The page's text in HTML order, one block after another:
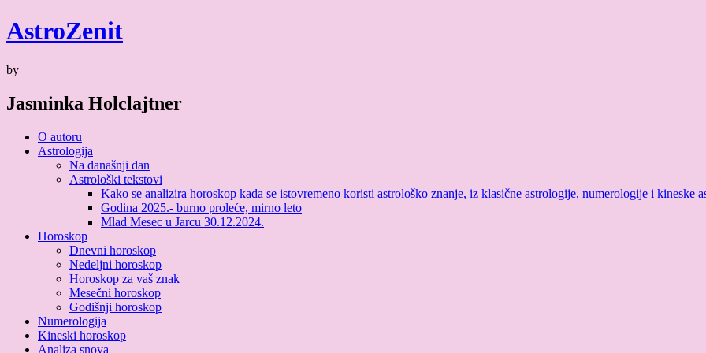
Skip
to
AstroZenit
by
Jasminka Holclajtner
O autoru
Astrologija
Na današnji dan
Astrološki tekstovi
Kako se analizira horoskop kada se istovremeno koristi astrološko znanje, iz klasične astrologije, numerologije i kineske
Godina 2025.- burno proleće, mirno leto
Mlad Mesec u Jarcu 30.12.2024.
Horoskop
Dnevni horoskop
Nedeljni horoskop
Horoskop za vaš znak
Mesečni horoskop
Godišnji horoskop
Numerologija
Kineski horoskop
Analiza snova